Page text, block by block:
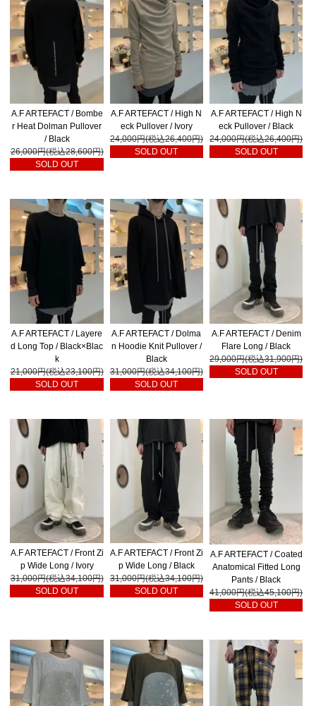
A.F ARTEFACT / Bombe
r Heat Dolman Pullover
/ Black
26,000円(税込28,600円)
SOLD OUT
A.F ARTEFACT / High N
eck Pullover / Ivory
24,000円(税込26,400円)
SOLD OUT
A.F ARTEFACT / High N
eck Pullover / Black
24,000円(税込26,400円)
SOLD OUT
A.F ARTEFACT / Layere
d Long Top / Black×Blac
k
21,000円(税込23,100円)
SOLD OUT
A.F ARTEFACT / Dolma
n Hoodie Knit Pullover /
Black
31,000円(税込34,100円)
SOLD OUT
A.F ARTEFACT / Denim
Flare Long / Black
29,000円(税込31,900円)
SOLD OUT
A.F ARTEFACT / Front Zi
p Wide Long / Ivory
31,000円(税込34,100円)
SOLD OUT
A.F ARTEFACT / Front Zi
p Wide Long / Black
31,000円(税込34,100円)
SOLD OUT
A.F ARTEFACT / Coated
Anatomical Fitted Long
Pants / Black
41,000円(税込45,100円)
SOLD OUT